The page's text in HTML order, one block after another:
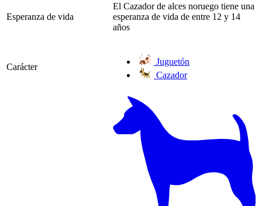
Esperanza de vida
El Cazador de alces noruego tiene una
esperanza de vida de entre 12 y 14
años
Carácter
Juguetón
Cazador